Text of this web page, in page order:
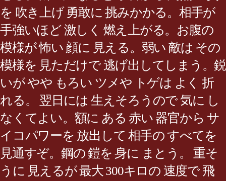
を 吹き上げ 勇敢に 挑みかかる。相手が
手強いほど 激しく 燃え上がる。お腹の
模様が 怖い 顔に 見える。弱い 敵は その
模様を 見ただけで 逃げ出してしまう。鋭
いが やや もろい ツメや トゲは よく 折
れる。 翌日には 生えそろうので 気に し
なくてよい。額に ある 赤い 器官から サ
イコパワーを 放出して 相手の すべてを
見通すぞ。鋼の 鎧を 身に まとう。 重そ
うに 見えるが 最大 300キロの 速度で 飛